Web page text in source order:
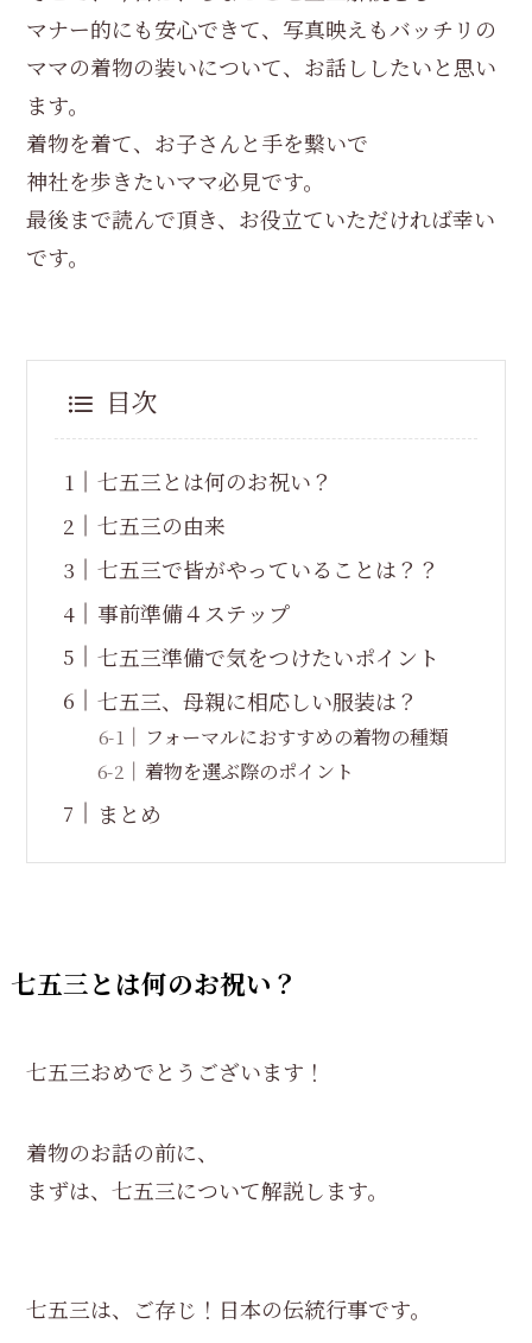
マナー的にも安心できて、写真映えもバッチリの
ママの着物の装いについて、お話ししたいと思い
ます。
着物を着て、お子さんと手を繋いで
神社を歩きたいママ必見です。
最後まで読んで頂き、お役立ていただければ幸い
です。
目次
七五三とは何のお祝い？
七五三の由来
七五三で皆がやっていることは？？
事前準備４ステップ
七五三準備で気をつけたいポイント
七五三、母親に相応しい服装は？
フォーマルにおすすめの着物の種類
着物を選ぶ際のポイント
まとめ
七五三とは何のお祝い？
七五三おめでとうございます！
着物のお話の前に、
まずは、七五三について解説します。
七五三は、ご存じ！日本の伝統行事です。